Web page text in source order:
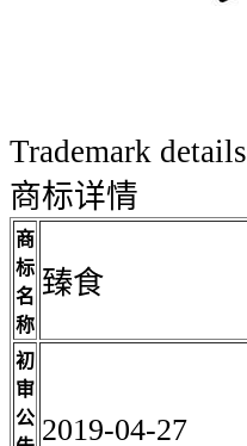
Trademark details
商标详情
商
标
名
称
臻食
初
审
公 2019-04-27